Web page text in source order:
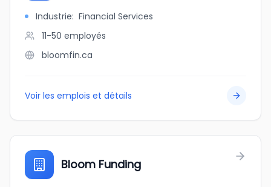
Industrie: Financial Services
11-50 employés
bloomfin.ca
Voir les emplois et détails
Bloom Funding